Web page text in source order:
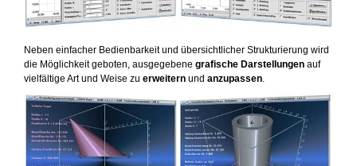
Neben einfacher Bedienbarkeit und übersichtlicher Strukturierung wird
die Möglichkeit geboten, ausgegebene grafische Darstellungen auf
vielfältige Art und Weise zu erweitern und anzupassen.